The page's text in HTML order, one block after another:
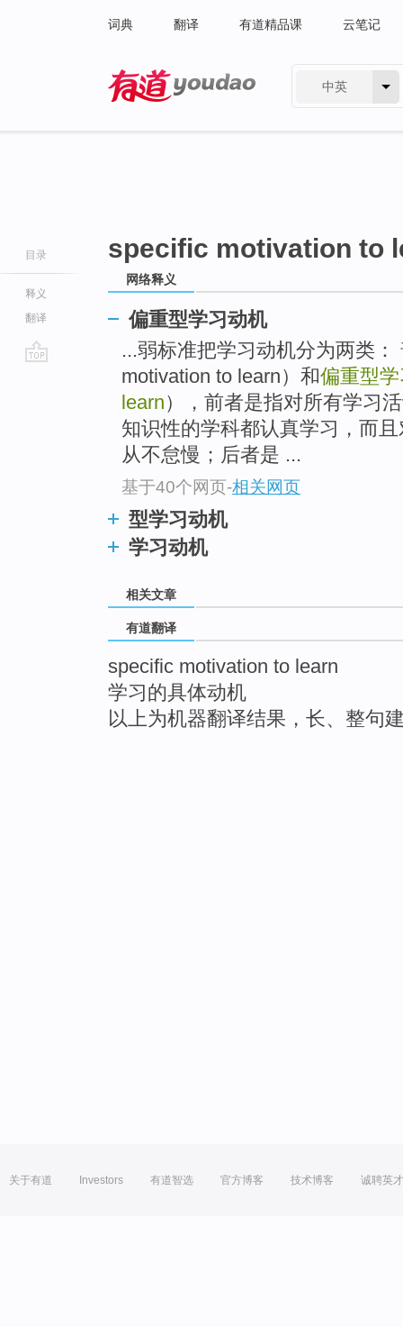
词典 翻译 有道精品课 云笔记
中英
目录
释义
翻译
specific motivation to
网络释义
偏重型学习动机
...弱标准把学习动机分为两类
motivation to learn）和偏重型
learn），前者是指对所有学习
知识性的学科都认真学习，而
从不怠慢；后者是 ...
基于40个网页-相关网页
型学习动机
学习动机
相关文章
有道翻译
specific motivation to learn
学习的具体动机
以上为机器翻译结果，长、整句
关于有道 Investors 有道智选 官方博客 技术博客 诚聘英才